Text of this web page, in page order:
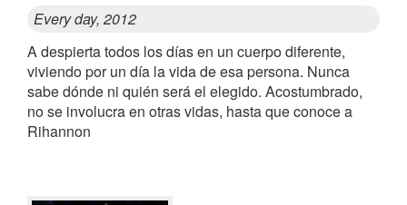
Every day, 2012
A despierta todos los días en un cuerpo diferente,
viviendo por un día la vida de esa persona. Nunca
sabe dónde ni quién será el elegido. Acostumbrado,
no se involucra en otras vidas, hasta que conoce a
Rihannon